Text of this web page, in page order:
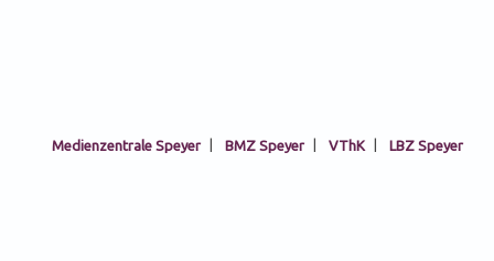
Medienzentrale Speyer BMZ Speyer VThK LBZ Speyer